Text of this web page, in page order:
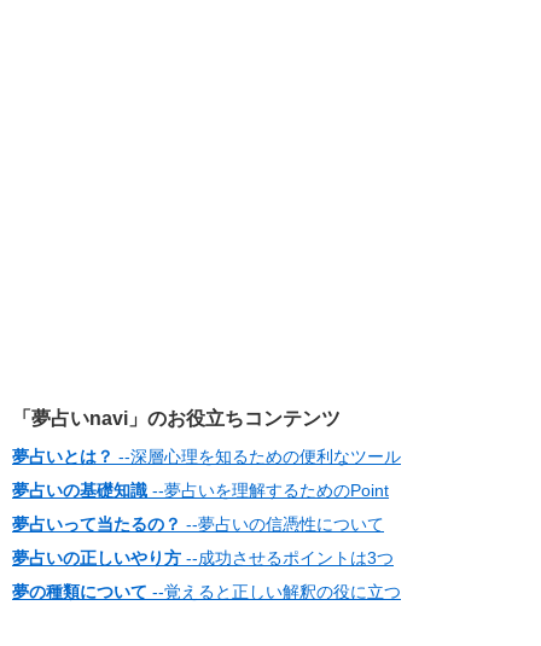
「夢占いnavi」のお役立ちコンテンツ
夢占いとは？ --深層心理を知るための便利なツール
夢占いの基礎知識 --夢占いを理解するためのPoint
夢占いって当たるの？ --夢占いの信憑性について
夢占いの正しいやり方 --成功させるポイントは3つ
夢の種類について --覚えると正しい解釈の役に立つ